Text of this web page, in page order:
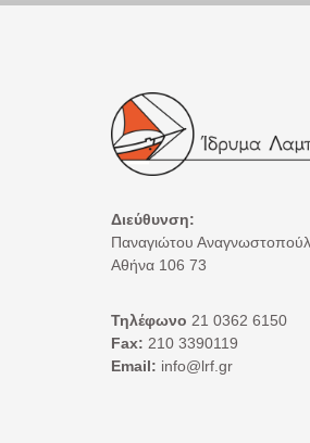
Διεύθυνση:
Παναγιώτου
Αθήνα 106 73
Τηλέφωνο 21 0362 6150
Fax: 210 3390119
Email: info@lrf.gr